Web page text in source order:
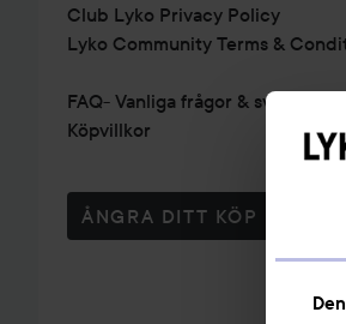
Club Lyko Privacy Policy
Lyko Community Terms &
FAQ- Vanliga frågor & svar
Köpvillkor
ÅNGRA DITT KÖP